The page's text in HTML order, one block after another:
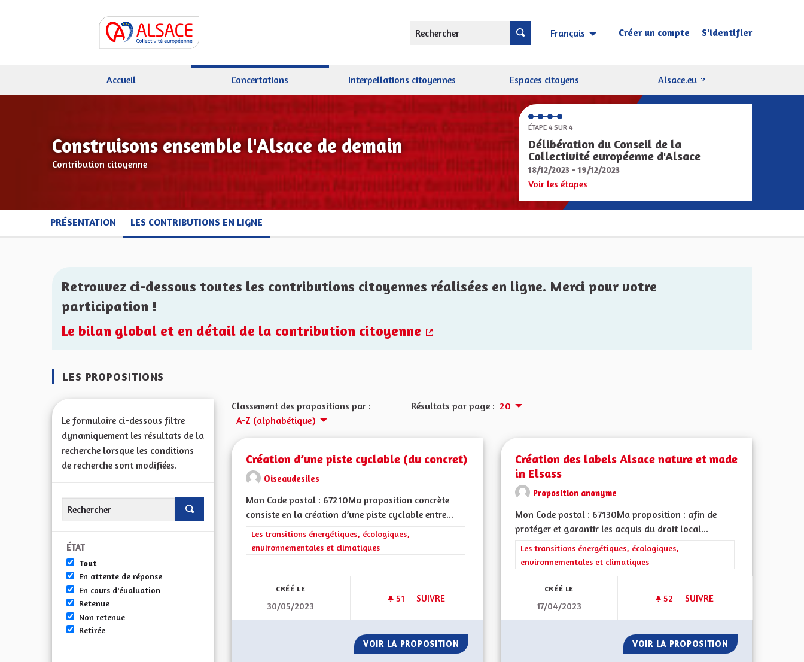
Rechercher Français Choisir la langue Sprache wählen
Créer un compte S'identifier
Accueil Concertations Interpellations citoyennes Espaces citoyens
Alsace.eu
Construisons ensemble l'Alsace de demain
Contribution citoyenne
ÉTAPE 4 SUR 4
Délibération du Conseil de la
Collectivité européenne d'Alsace
18/12/2023 - 19/12/2023
Voir les étapes
PRÉSENTATION LES CONTRIBUTIONS EN LIGNE
Retrouvez ci-dessous toutes les contributions citoyennes réalisées en ligne. Merci pour votre
participation !
Le bilan global et en détail de la contribution citoyenne
LES PROPOSITIONS
Le formulaire ci-dessous filtre
dynamiquement les résultats de la
recherche lorsque les conditions
de recherche sont modifiées.
ÉTAT
Tout
En attente de réponse
En cours d'évaluation
Retenue
Non retenue
Retirée
Classement des propositions par :
A-Z (alphabétique)
Résultats par page : 20
Création d’une piste cyclable (du concret)
Oiseaudesiles
Mon Code postal : 67210Ma proposition concrète
consiste en la création d’une piste cyclable entre...
Filtrer les résultats de la catégorie : Les transitions énergétiques, écologiques, environnementales et climatiques
Les transitions énergétiques, écologiques,
environnementales et climatiques
CRÉÉ LE
30/05/2023
51 51 ABONNÉS
SUIVRE
CRÉATION D’UNE PISTE CYCLABLE (DU CONCRET)
VOIR LA PROPOSITION CRÉATION D’UNE PISTE CYCLABLE (DU CONCRET)
Création des labels Alsace nature et made
in Elsass
Proposition anonyme
Mon Code postal : 67130Ma proposition : afin de
protéger et garantir les acquis du droit local...
Filtrer les résultats de la catégorie : Les transitions énergétiques,
Les transitions énergétiques, écologiques,
environnementales et climatiques
CRÉÉ LE
17/04/2023
52 52 ABONNÉS
SUIVRE
VOIR LA PROPOSITION CRÉATION DES